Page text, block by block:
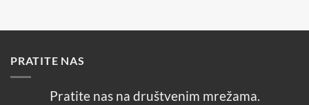
PRATITE NAS
Pratite nas na društvenim mrežama.